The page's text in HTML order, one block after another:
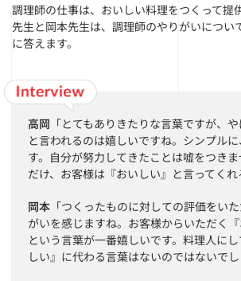
調理師の仕事は、おいしい料理をつくって提
先生と岡本先生は、調理師のやりがいについ
に答えます。
高岡 「とてもありきたりな言葉ですが、
と言われるのは嬉しいですね。シンプル
す。自分が努力してきたことは嘘をつき
だけ、お客様は『おいしい』と言ってくれ
岡本 「つくったものに対しての評価をい
がいを感じますね。お客様からいただく『
という言葉が一番嬉しいです。料理人に
しい』に代わる言葉はないのではないでし